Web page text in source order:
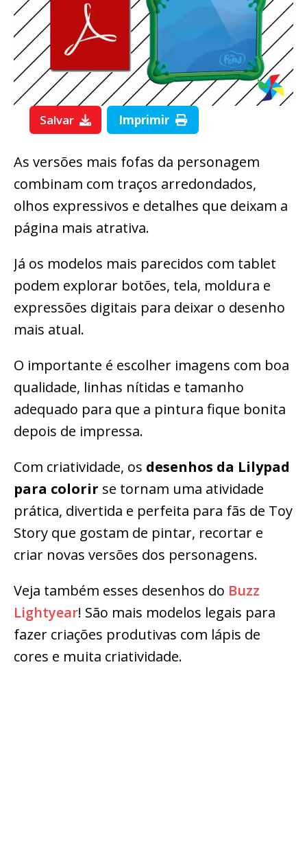
Salvar Imprimir
As versões mais fofas da personagem
combinam com traços arredondados,
olhos expressivos e detalhes que deixam a
página mais atrativa.
Já os modelos mais parecidos com tablet
podem explorar botões, tela, moldura e
expressões digitais para deixar o desenho
mais atual.
O importante é escolher imagens com boa
qualidade, linhas nítidas e tamanho
adequado para que a pintura fique bonita
depois de impressa.
Com criatividade, os desenhos da Lilypad
para colorir se tornam uma atividade
prática, divertida e perfeita para fãs de Toy
Story que gostam de pintar, recortar e
criar novas versões dos personagens.
Veja também esses desenhos do Buzz
Lightyear! São mais modelos legais para
fazer criações produtivas com lápis de
cores e muita criatividade.